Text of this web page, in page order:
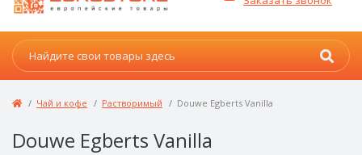
Чай и кофе Растворимый Douwe Egberts Vanilla
Douwe Egberts Vanilla